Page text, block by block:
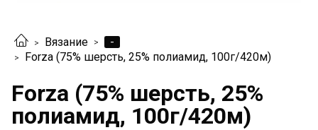
Вязание
-
Forza (75% шерсть, 25% полиамид, 100г/420м)
Forza (75% шерсть, 25%
полиамид, 100г/420м)